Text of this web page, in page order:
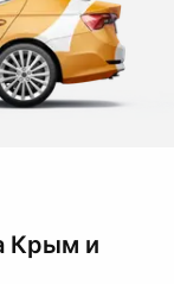
Крым и